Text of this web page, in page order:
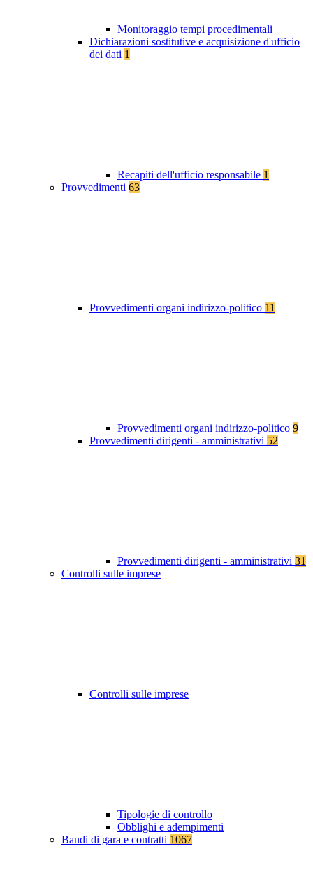
Monitoraggio tempi procedimentali
Dichiarazioni sostitutive e acquisizione d'ufficio
dei dati 1
Recapiti dell'ufficio responsabile 1
Provvedimenti 63
Provvedimenti organi indirizzo-politico 11
Provvedimenti organi indirizzo-politico 9
Provvedimenti dirigenti - amministrativi 52
Provvedimenti dirigenti - amministrativi 31
Controlli sulle imprese
Controlli sulle imprese
Tipologie di controllo
Obblighi e adempimenti
Bandi di gara e contratti 1067